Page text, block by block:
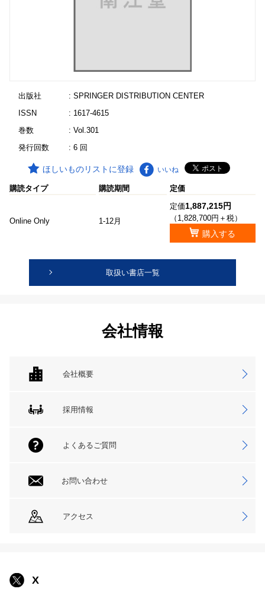
出版社
: SPRINGER DISTRIBUTION CENTER
ISSN
: 1617-4615
巻数
: Vol.301
発行回数
: 6 回
ほしいものリストに登録 いいね
購読タイプ 購読期間 定価
Online Only 1-12月
定価1,887,215円
（1,828,700円＋税）
購入する
取扱い書店一覧
会社情報
会社概要
採用情報
よくあるご質問
お問い合わせ
アクセス
X